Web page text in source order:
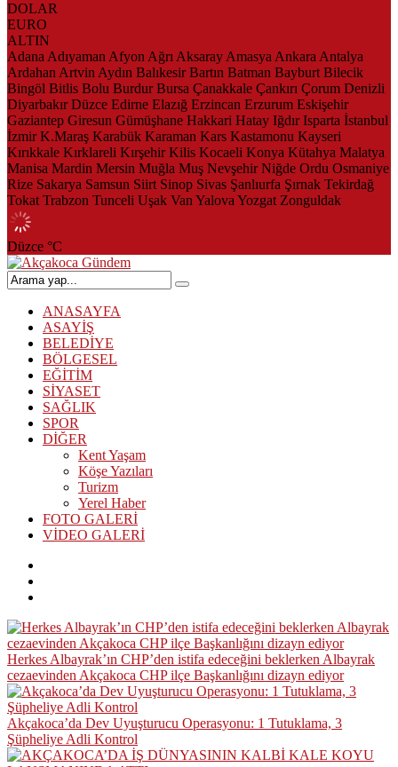
DOLAR
EURO
ALTIN
Adana Adıyaman Afyon Ağrı Aksaray Amasya Ankara Antalya
Ardahan Artvin Aydın Balıkesir Bartın Batman Bayburt Bilecik
Bingöl Bitlis Bolu Burdur Bursa Çanakkale Çankırı Çorum Denizli
Diyarbakır Düzce Edirne Elazığ Erzincan Erzurum Eskişehir
Gaziantep Giresun Gümüşhane Hakkari Hatay Iğdır Isparta İstanbul
İzmir K.Maraş Karabük Karaman Kars Kastamonu Kayseri
Kırıkkale Kırklareli Kırşehir Kilis Kocaeli Konya Kütahya Malatya
Manisa Mardin Mersin Muğla Muş Nevşehir Niğde Ordu Osmaniye
Rize Sakarya Samsun Siirt Sinop Sivas Şanlıurfa Şırnak Tekirdağ
Tokat Trabzon Tunceli Uşak Van Yalova Yozgat Zonguldak
Düzce °C
ANASAYFA
ASAYİŞ
BELEDİYE
BÖLGESEL
EĞİTİM
SİYASET
SAĞLIK
SPOR
DİĞER
Kent Yaşam
Köşe Yazıları
Turizm
Yerel Haber
FOTO GALERİ
VİDEO GALERİ
Herkes Albayrak’ın CHP’den istifa edeceğini beklerken Albayrak
cezaevinden Akçakoca CHP ilçe Başkanlığını dizayn ediyor
Akçakoca’da Dev Uyuşturucu Operasyonu: 1 Tutuklama, 3
Şüpheliye Adli Kontrol